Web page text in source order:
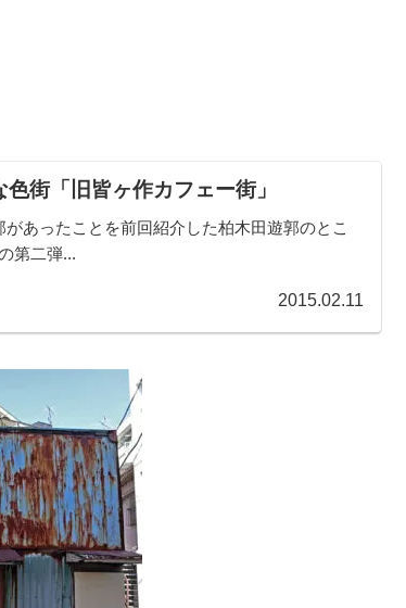
街「旧皆ヶ作カフェー街」
あったことを前回紹介した柏木田遊郭のとこ
第二弾...
2015.02.11